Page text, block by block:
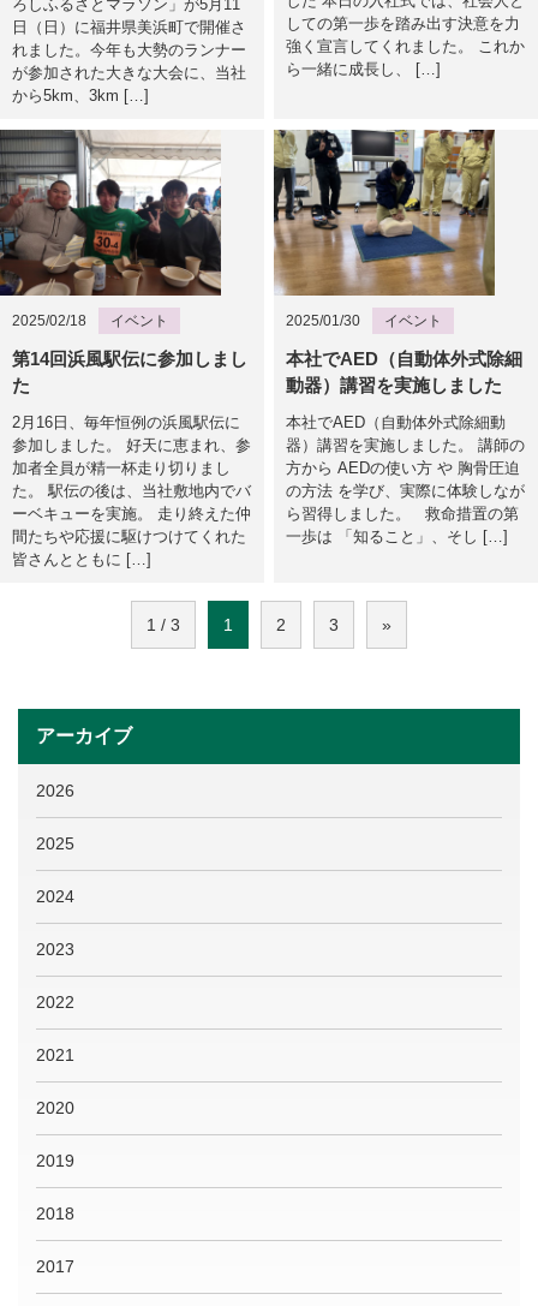
ろしふるさとマラソン」が5月11
日（日）に福井県美浜町で開催さ
れました。今年も大勢のランナー
が参加された大きな大会に、当社
から5km、3km […]
しての第一歩を踏み出す決意を力
強く宣言してくれました。 これか
ら一緒に成長し、 […]
2025/02/18 イベント
第14回浜風駅伝に参加しまし
た
2月16日、毎年恒例の浜風駅伝に
参加しました。 好天に恵まれ、参
加者全員が精一杯走り切りまし
た。 駅伝の後は、当社敷地内でバ
ーベキューを実施。 走り終えた仲
間たちや応援に駆けつけてくれた
皆さんとともに […]
2025/01/30 イベント
本社でAED（自動体外式除細
動器）講習を実施しました
本社でAED（自動体外式除細動
器）講習を実施しました。 講師の
方から AEDの使い方 や 胸骨圧迫
の方法 を学び、実際に体験しなが
ら習得しました。 救命措置の第
一歩は 「知ること」、そし […]
1 / 3 1 2 3 »
アーカイブ
2026
2025
2024
2023
2022
2021
2020
2019
2018
2017